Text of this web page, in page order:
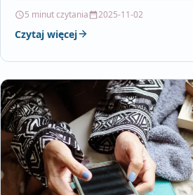
5 minut czytania 2025-11-02
Czytaj więcej